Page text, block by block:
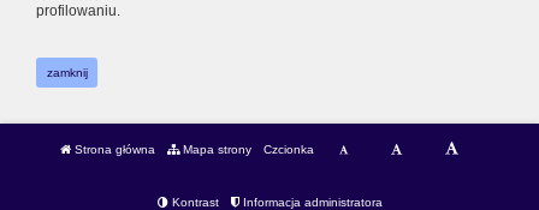
profilowaniu.
zamknij
Strona główna Mapa strony Czcionka
Kontrast Informacja administratora